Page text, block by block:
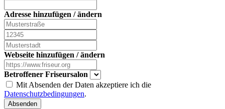
Adresse hinzufügen / ändern
Webseite hinzufügen / ändern
Betroffener Friseursalon
Mit Absenden der Daten akzeptiere ich die
Datenschutzbedingungen.
Absenden